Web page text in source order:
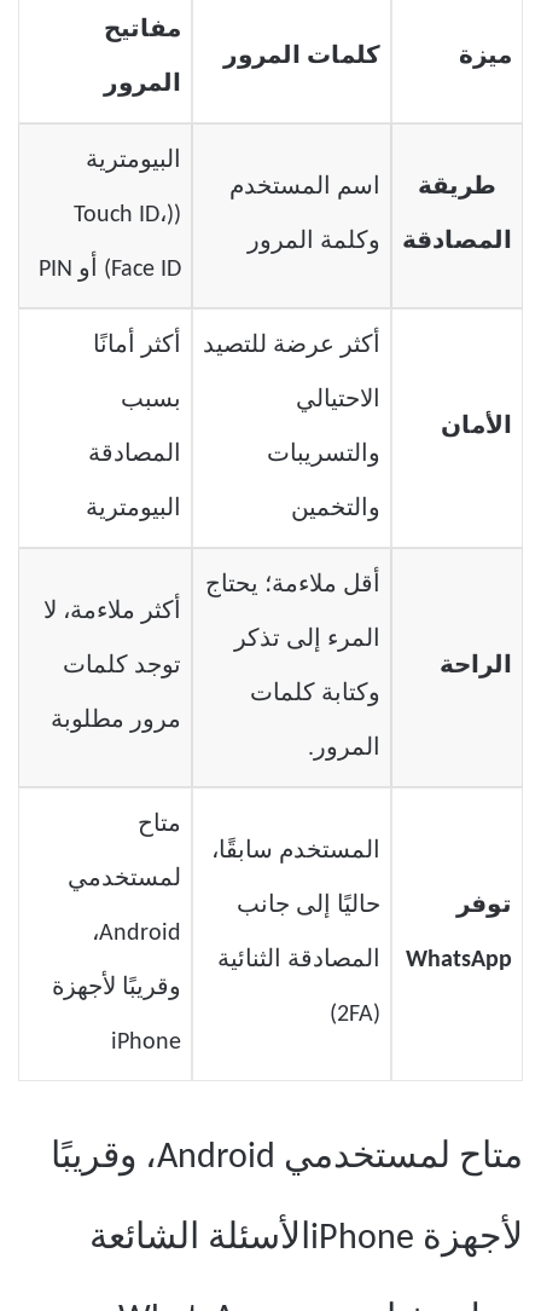
ميزة كلمات المرور
مفاتيح
المرور
طريقة
المصادقة
اسم المستخدم
وكلمة المرور
البيومترية
((Touch ID،
Face ID) أو PIN
الأمان
أكثر عرضة للتصيد
الاحتيالي
والتسريبات
والتخمين
أكثر أمانًا
بسبب
المصادقة
البيومترية
الراحة
أقل ملاءمة؛ يحتاج
المرء إلى تذكر
وكتابة كلمات
المرور.
أكثر ملاءمة، لا
توجد كلمات
مرور مطلوبة
توفر
WhatsApp
المستخدم سابقًا،
حاليًا إلى جانب
المصادقة الثنائية
(2FA)
متاح
لمستخدمي
Android،
وقريبًا لأجهزة
iPhone
متاح لمستخدمي Android، وقريبًا
لأجهزة iPhoneالأسئلة الشائعة